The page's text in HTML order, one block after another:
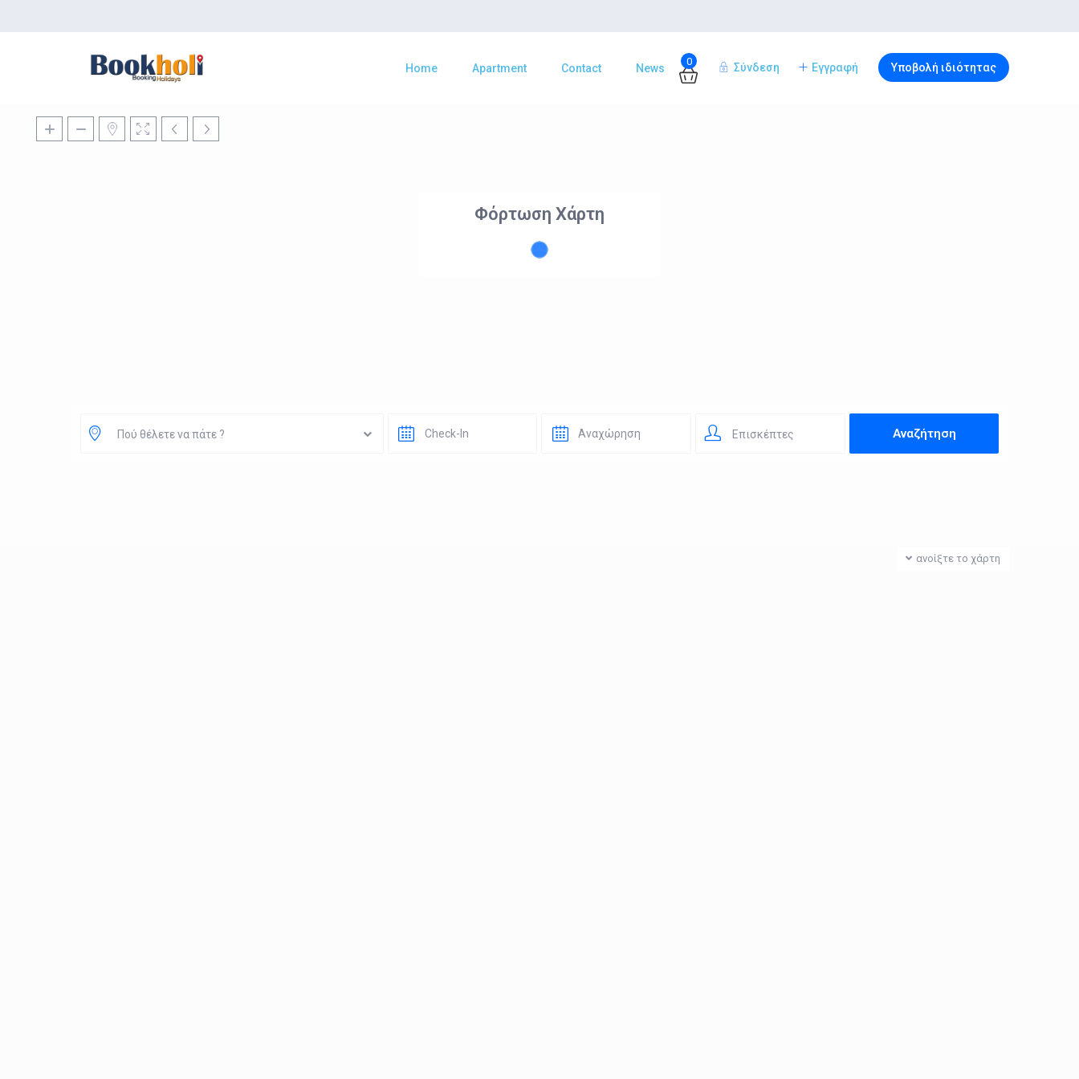
0 Σύνδεση Εγγραφή Υποβολή ιδιότητας
Home Apartment Contact News
Φόρτωση Χάρτη
ανοίξτε το χάρτη
Πού θέλετε να πάτε ? Επισκέπτες